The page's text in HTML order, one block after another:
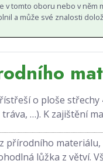
v tomto oboru nebo v něm
a může své znalosti
o ploše střechy
…). K zajištění
přírodního materiálu,
lůžka z větví.